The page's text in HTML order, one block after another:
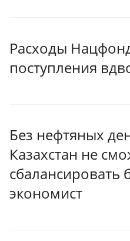
Расходы
поступления
Без нефтяных
Казахстан не
сбалансировать
экономист